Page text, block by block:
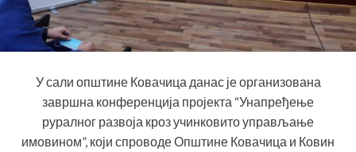
У сали општине Ковачица данас је организована
завршна конференција пројекта “Унапређење
руралног развоја кроз учинковито управљање
имовином”, који спроводе Општине Ковачица и Ковин